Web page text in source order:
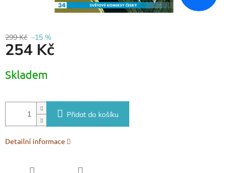
299 Kč –15 %
254 Kč
cena:
Skladem
Přidat do košíku
Detailní informace